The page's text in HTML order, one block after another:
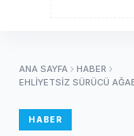
ANA SAYFA
HABER
EHLIYETSIZ SÜRÜCÜ
HABER